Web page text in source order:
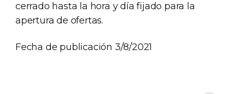
cerrado hasta la hora y día fijado para la
apertura de ofertas.
Fecha de publicación 3/8/2021